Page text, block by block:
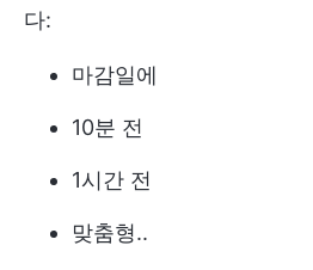
다:
마감일에
10분 전
1시간 전
맞춤형..